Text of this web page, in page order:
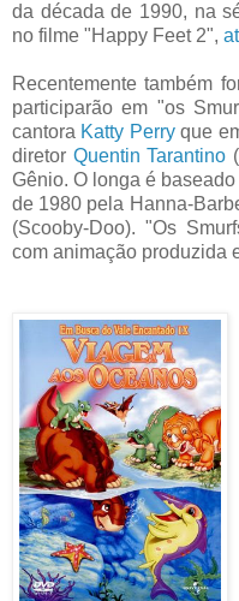
da década de 1990, na
no filme "Happy Feet 2",
Recentemente também
participarão em "os
cantora Katty Perryque
diretor Quentin Tarantino
Gênio. O longa é
de 1980 pela Hanna-
(Scooby-Doo). "Os
com animação produzida